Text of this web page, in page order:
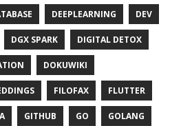
DEEPLEARNING DEV
DGX SPARK DIGITAL DETOX
DOKUWIKI
FILOFAX FLUTTER
GITHUB GO GOLANG